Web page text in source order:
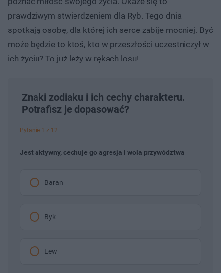
prawdziwym stwierdzeniem dla Ryb. Tego dnia
spotkają osobę, dla której ich serce zabije mocniej. Być
może będzie to ktoś, kto w przeszłości uczestniczył w
ich życiu? To już leży w rękach losu!
Znaki zodiaku i ich cechy charakteru.
Potrafisz je dopasować?
Pytanie 1 z 12
Jest aktywny, cechuje go agresja i wola przywództwa
Baran
Byk
Lew